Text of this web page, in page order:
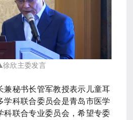
欣主委发言
兼秘书长管军教授表示儿童耳
学科联合委员会是青岛市医学
科联合专业委员会，希望专委